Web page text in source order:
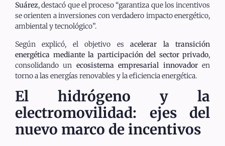
Suárez, destacó que el proceso “garantiza que los incentivos
se orienten a inversiones con verdadero impacto energético,
ambiental y tecnológico”.
Según explicó, el objetivo esacelerar la transición
energética mediante la participación del sector privado,
consolidando un ecosistema empresarial innovadoren
torno a las energías renovables y la eficiencia energética.
El hidrógeno y la
electromovilidad: ejes del
nuevo marco de incentivos